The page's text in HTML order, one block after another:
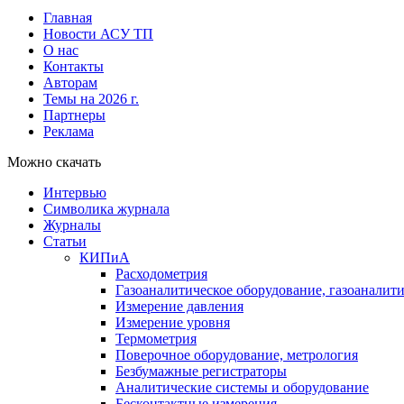
Главная
Новости АСУ ТП
О нас
Контакты
Авторам
Темы на 2026 г.
Партнеры
Реклама
Можно скачать
Интервью
Символика журнала
Журналы
Статьи
КИПиА
Расходометрия
Газоаналитическое оборудование,
Измерение давления
Измерение уровня
Термометрия
Поверочное оборудование, метрология
Безбумажные регистраторы
Аналитические системы и оборудование